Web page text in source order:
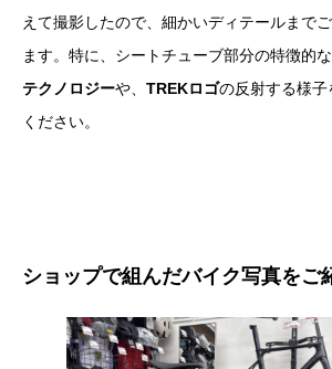
えて撮影したので、細かいディテールまで
ます。特に、シートチューブ部分の特徴的な
テクノロジーや、 TREKロゴの反射する様
ください。
ショップで組んだバイク写真をご